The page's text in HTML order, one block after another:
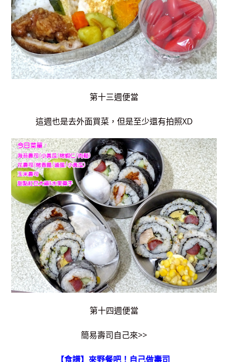
第十三週便當
這週也是去外面買菜，但是至少還有拍照XD
第十四週便當
簡易壽司自己來>>
【食譜】來野餐吧！自己做壽司